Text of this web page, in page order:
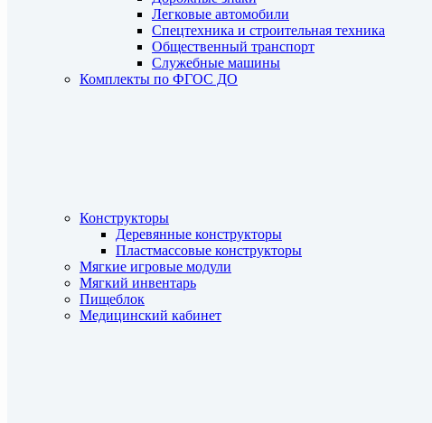
Легковые автомобили
Спецтехника и строительная техника
Общественный транспорт
Служебные машины
Комплекты по ФГОС ДО
Конструкторы
Деревянные конструкторы
Пластмассовые конструкторы
Мягкие игровые модули
Мягкий инвентарь
Пищеблок
Медицинский кабинет